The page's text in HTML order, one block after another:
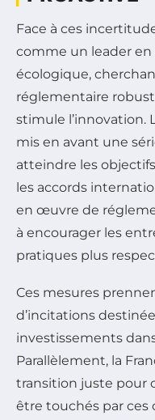
Face à ces
comme un leader en
écologique,
réglementaire
stimule l’innovation.
mis en avant une
atteindre les
les accords
en œuvre de
à encourager les
pratiques plus
Ces mesures
d’incitations
investissements
Parallèlement, la
transition juste pour
être touchés par ces